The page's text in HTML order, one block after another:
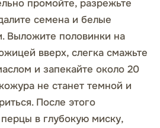
промойте, разрежьте
семена и белые
Выложите половинки на
вверх, слегка смажьте
и запекайте около 20
не станет темной и
После этого
в глубокую миску,